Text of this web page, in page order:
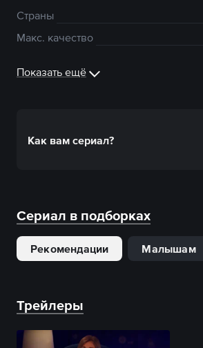
Страны
Макс. качество
Показать ещё
Как вам сериал?
Сериал в подборках
Рекомендации Малышам
Трейлеры